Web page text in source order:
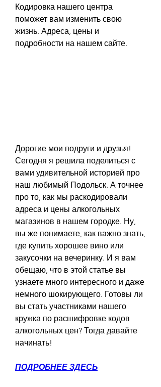
Кодировка нашего центра
поможет вам изменить свою
жизнь. Адреса, цены и
подробности на нашем сайте.
Дорогие мои подруги и друзья!
Сегодня я решила поделиться с
вами удивительной историей про
наш любимый Подольск. А точнее
про то, как мы раскодировали
адреса и цены алкогольных
магазинов в нашем городке. Ну,
вы же понимаете, как важно знать,
где купить хорошее вино или
закусочки на вечеринку. И я вам
обещаю, что в этой статье вы
узнаете много интересного и даже
немного шокирующего. Готовы ли
вы стать участниками нашего
кружка по расшифровке кодов
алкогольных цен? Тогда давайте
начинать!
ПОДРОБНЕЕ ЗДЕСЬ